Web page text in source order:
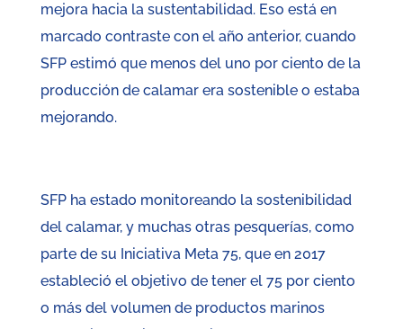
mejora hacia la sustentabilidad. Eso está en
marcado contraste con el año anterior, cuando
SFP estimó que menos del uno por ciento de la
producción de calamar era sostenible o estaba
mejorando.
SFP ha estado monitoreando la sostenibilidad
del calamar, y muchas otras pesquerías, como
parte de su Iniciativa Meta 75, que en 2017
estableció el objetivo de tener el 75 por ciento
o más del volumen de productos marinos